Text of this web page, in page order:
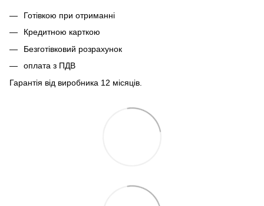
Готівкою при отриманні
Кредитною карткою
Безготівковий розрахунок
оплата з ПДВ
Гарантія від виробника 12 місяців.